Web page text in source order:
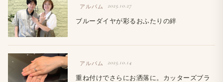
アルバム 2025.10.27
ブルーダイヤが彩るおふたりの絆
アルバム 2025.10.14
重ね付けでさらにお洒落に。カッターズブラ